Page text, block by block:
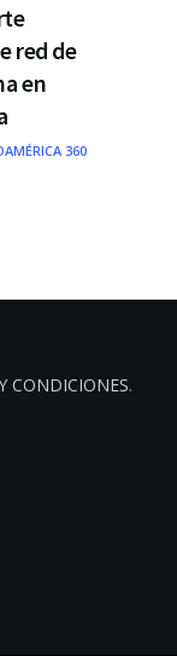
red de
en
360
CONDICIONES.